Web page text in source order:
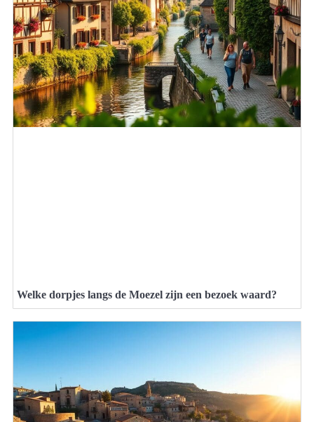
Welke dorpjes langs de Moezel zijn een bezoek waard?